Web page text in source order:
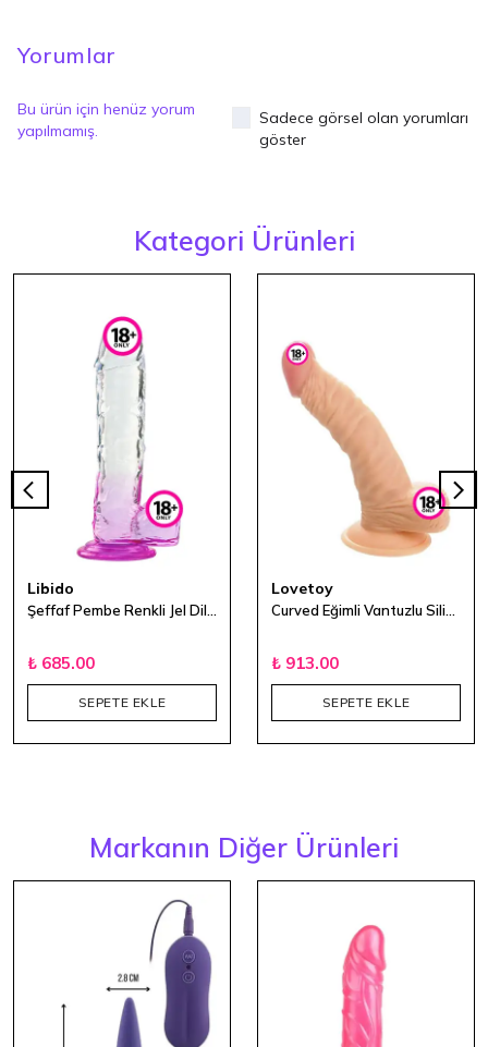
Yorumlar
Bu ürün için henüz yorum
yapılmamış.
Sadece görsel olan yorumları
göster
Kategori Ürünleri
Libido
₺ 685.00
SEPETE EKLE
Lovetoy
₺ 913.00
SEPETE EKLE
Markanın Diğer Ürünleri